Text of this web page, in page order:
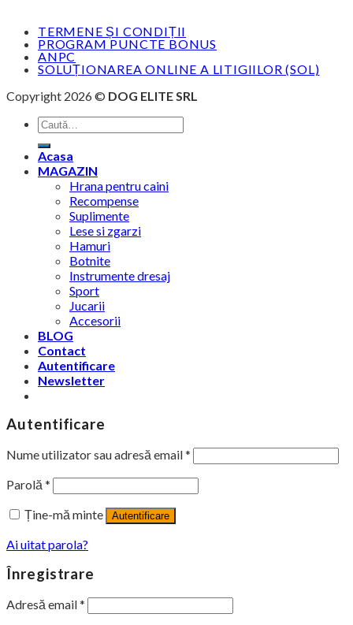
TERMENE ȘI CONDIȚII
PROGRAM PUNCTE BONUS
ANPC
SOLUȚIONAREA ONLINE A LITIGIILOR (SOL)
Copyright 2026 © DOG ELITE SRL
Caută
după:
Acasa
MAGAZIN
Hrana pentru caini
Recompense
Suplimente
Lese si zgarzi
Hamuri
Botnite
Instrumente dresaj
Sport
Jucarii
Accesorii
BLOG
Contact
Autentificare
Newsletter
Autentificare
Nume utilizator sau adresă email*
Parolă *
Ține-mă minte
Autentificare
Ai uitat parola?
Înregistrare
Adresă email*